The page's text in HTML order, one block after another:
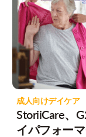
成人向けデイケア
StoriiCare、
イパフォー